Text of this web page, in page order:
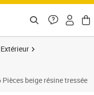
beige résine tressée